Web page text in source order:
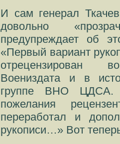
И сам генерал
довольно
предупреждает об
«Первый вариант
отрецензирован
Воениздата и в
группе ВНО ЦДСА.
пожелания
переработал и
рукописи…» Вот